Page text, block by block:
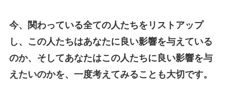
今、関わっている全ての人たちをリストアップ
し、この人たちはあなたに良い影響を与えている
のか、そしてあなたはこの人たちに良い影響を与
えたいのかを、一度考えてみることも大切です。